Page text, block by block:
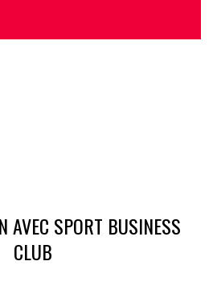
AVEC SPORT BUSINESS
CLUB